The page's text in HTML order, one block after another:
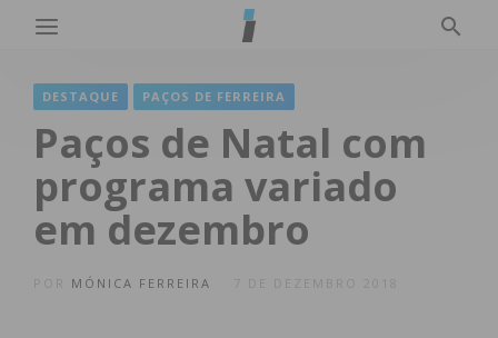
DESTAQUE PAÇOS DE FERREIRA
Paços de Natal com
programa variado
em dezembro
MÓNICA FERREIRA 7 DE DEZEMBRO 2018